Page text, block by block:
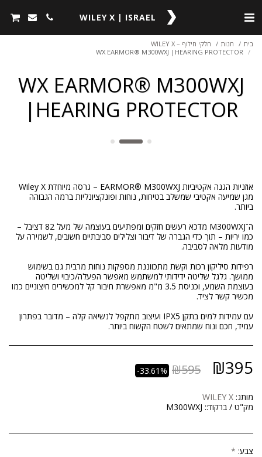
WILEY X | ISRAEL
בית חנות
חלקי חילוף – WILEY X
WX EARMOR® M300WXJ |HEARING PROTECTOR
WX EARMOR® M300WXJ
|HEARING PROTECTOR
מגן שמיעה אקטיבי שמשלב בטיחות, נוחות ופונקציונליות ברמה הגבוהה
ה־M300WXJ מדכא רעשים חזקים ומפתיעים בעוצמה של מעל 82 דציבל –
כמו יריות – תוך כדי הגברה של דיבור וצלילים סביבתיים חשובים, לשמירה על
רפידות סיליקון רכות וקשת מתכווננת מספקות נוחות מרבית גם בשימוש
ממושך. גלגל שליטה ידידותי למשתמש מאפשר הפעלה/כיבוי ושליטה
בעוצמת השמע, וכניסת 3.5 מ"מ מאפשרת חיבור קל למכשירים חיצוניים כמו
עם עמידות למים בתקן IPX5 ועיצוב מתקפל לנשיאה קלה – מדובר בפתרון
עמיד, חכם ונוח שמתאים לשטח הקשוח ביותר.
₪395
₪595
-33.61%
מותג: WILEY X
מק"ט / ברקוד:: M300WXJ
צבע: *